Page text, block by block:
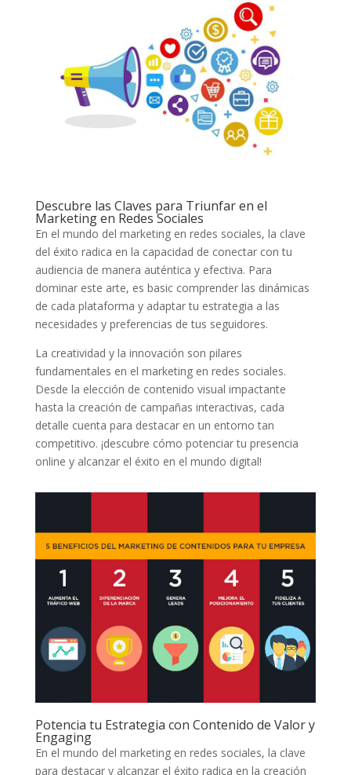
Descubre las Claves​ para Triunfar en el ​
Marketing en ⁢Redes Sociales
En el mundo del marketing en redes ⁣sociales, la‍ clave⁣
del⁣ éxito radica en⁢ la capacidad de conectar‌ con tu
audiencia⁢ de manera auténtica y efectiva. Para
dominar⁤ este arte, es basic comprender las‌ dinámicas
de cada plataforma ⁤y adaptar​ tu ⁤estrategia a las
necesidades ⁤y preferencias de tus seguidores. ⁢
La creatividad y la innovación son pilares
fundamentales en el⁢ marketing en redes sociales.
Desde la elección de⁤ contenido ​visual⁢ impactante
hasta ⁢la creación de ⁣campañas interactivas, cada
detalle⁤ cuenta ‌para destacar en un ⁢entorno tan
competitivo. ¡descubre cómo potenciar ​tu⁣ presencia
online⁤ y​ alcanzar el⁣ éxito en ‍el ​mundo digital!
Potencia⁣ tu Estrategia con‍ Contenido⁢ de Valor y
Engaging
En el mundo del marketing ​en ⁢redes sociales, la clave‍
para destacar y alcanzar el éxito‌ radica en la creación